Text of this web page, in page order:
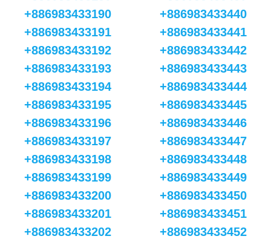
+886983433190
+886983433191
+886983433192
+886983433193
+886983433194
+886983433195
+886983433196
+886983433197
+886983433198
+886983433199
+886983433200
+886983433201
+886983433202
+886983433440
+886983433441
+886983433442
+886983433443
+886983433444
+886983433445
+886983433446
+886983433447
+886983433448
+886983433449
+886983433450
+886983433451
+886983433452